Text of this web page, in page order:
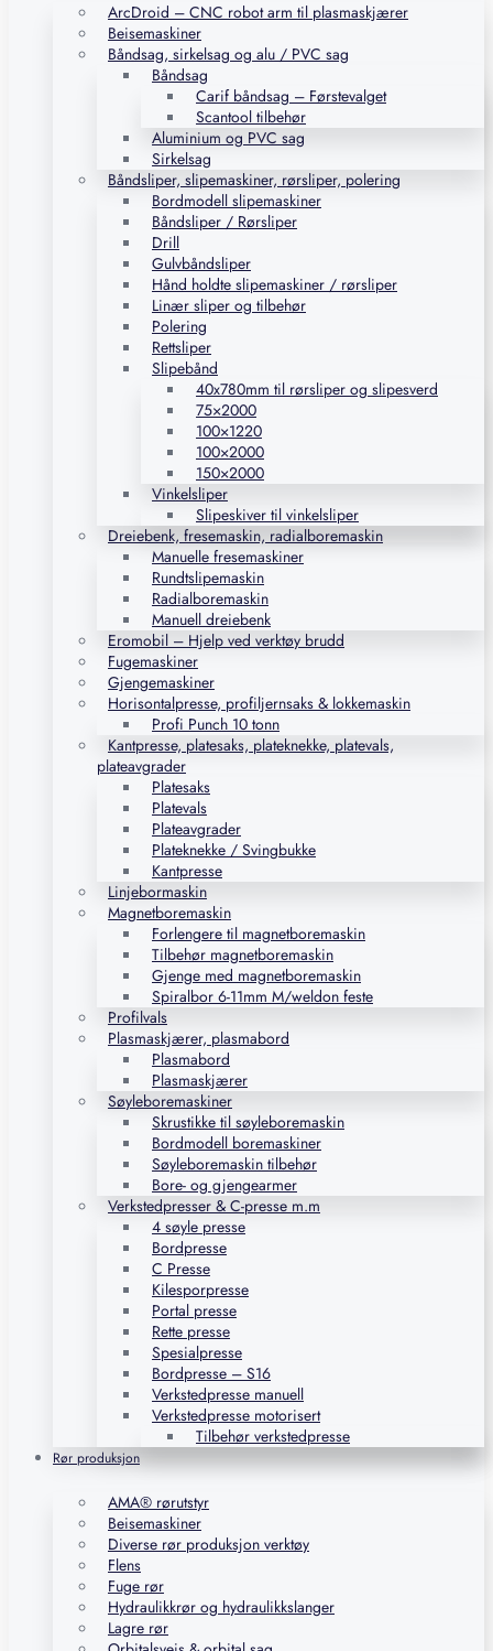
ArcDroid – CNC robot arm til plasmaskjærer
Beisemaskiner
Båndsag, sirkelsag og alu / PVC sag
Båndsag
Carif båndsag – Førstevalget
Scantool tilbehør
Aluminium og PVC sag
Sirkelsag
Båndsliper, slipemaskiner, rørsliper, polering
Bordmodell slipemaskiner
Båndsliper / Rørsliper
Drill
Gulvbåndsliper
Hånd holdte slipemaskiner / rørsliper
Linær sliper og tilbehør
Polering
Rettsliper
Slipebånd
40x780mm til rørsliper og slipesverd
75×2000
100×1220
100×2000
150×2000
Vinkelsliper
Slipeskiver til vinkelsliper
Dreiebenk, fresemaskin, radialboremaskin
Manuelle fresemaskiner
Rundtslipemaskin
Radialboremaskin
Manuell dreiebenk
Eromobil – Hjelp ved verktøy brudd
Fugemaskiner
Gjengemaskiner
Horisontalpresse, profiljernsaks & lokkemaskin
Profi Punch 10 tonn
Kantpresse, platesaks, plateknekke, platevals,
plateavgrader
Platesaks
Platevals
Plateavgrader
Plateknekke / Svingbukke
Kantpresse
Linjebormaskin
Magnetboremaskin
Forlengere til magnetboremaskin
Tilbehør magnetboremaskin
Gjenge med magnetboremaskin
Spiralbor 6-11mm M/weldon feste
Profilvals
Plasmaskjærer, plasmabord
Plasmabord
Plasmaskjærer
Søyleboremaskiner
Skrustikke til søyleboremaskin
Bordmodell boremaskiner
Søyleboremaskin tilbehør
Bore- og gjengearmer
Verkstedpresser & C-presse m.m
4 søyle presse
Bordpresse
C Presse
Kilesporpresse
Portal presse
Rette presse
Spesialpresse
Bordpresse – S16
Verkstedpresse manuell
Verkstedpresse motorisert
Tilbehør verkstedpresse
Rør produksjon
AMA® rørutstyr
Beisemaskiner
Diverse rør produksjon verktøy
Flens
Fuge rør
Hydraulikkrør og hydraulikkslanger
Lagre rør